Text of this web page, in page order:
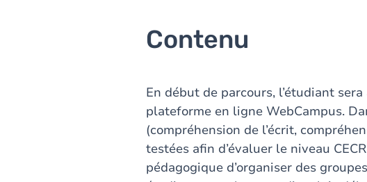
Contenu
En début de parcours, l’étudiant
plateforme en ligne WebCampus.
(compréhension de l’écrit,
testées afin d’évaluer le niveau
pédagogique d’organiser des